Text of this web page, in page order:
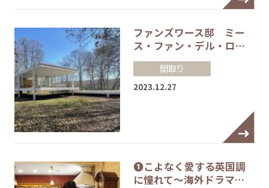
ファンズワース邸 ミー
ス・ファン・デル・ロ…
間取り
2023.12.27
❶こよなく愛する英国調
に憧れて～海外ドラマ…